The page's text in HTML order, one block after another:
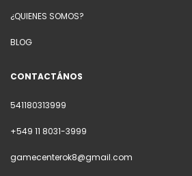
¿QUIENES SOMOS?
BLOG
CONTACTÁNOS
541180313999
+549 11 8031-3999
gamecenterok8@gmail.com